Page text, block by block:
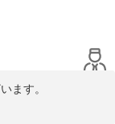
ます。
す。